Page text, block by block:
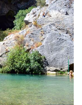
quedarse